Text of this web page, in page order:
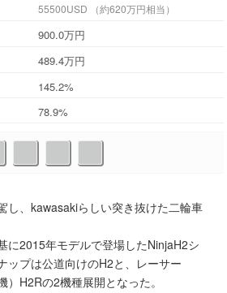
55500USD （約620万円相当）
900.0万円
489.4万円
145.2%
78.9%
し、kawasakiらしい突き抜けた二輪車
に2015年モデルで登場したNinjaH2シ
ップは公道向けのH2と、レーサー
）H2Rの2機種展開となった。